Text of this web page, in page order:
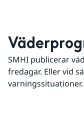
SMHI publicerar
fredagar. Eller vid
varningssituationer.